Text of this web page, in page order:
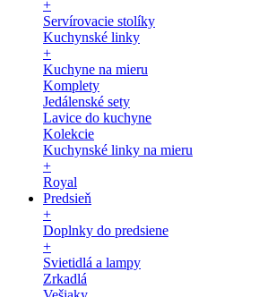
+
Servírovacie stolíky
Kuchynské linky
+
Kuchyne na mieru
Komplety
Jedálenské sety
Lavice do kuchyne
Kolekcie
Kuchynské linky na mieru
+
Royal
Predsieň
+
Doplnky do predsiene
+
Svietidlá a lampy
Zrkadlá